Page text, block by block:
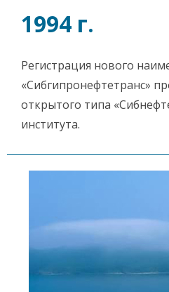
1994 г.
Регистрация нового
«Сибгипронефтетранс»
открытого типа
института.